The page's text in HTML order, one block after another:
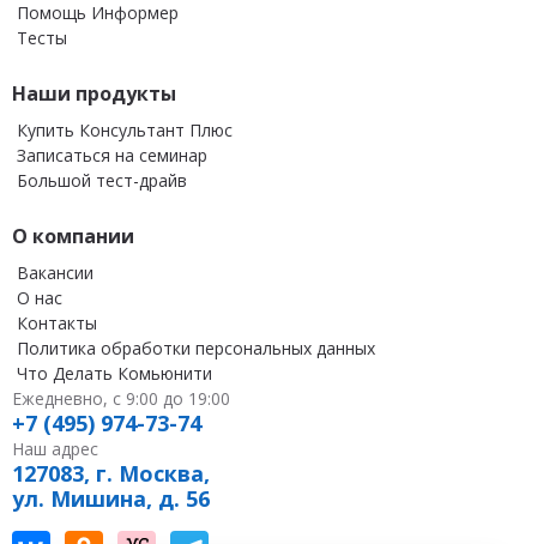
Помощь Информер
Тесты
Наши продукты
Купить Консультант Плюс
Записаться на семинар
Большой тест-драйв
О компании
Вакансии
О нас
Контакты
Политика обработки персональных данных
Что Делать Комьюнити
Ежедневно, с 9:00 до 19:00
+7 (495) 974-73-74
Наш адрес
127083, г. Москва,
ул. Мишина, д. 56